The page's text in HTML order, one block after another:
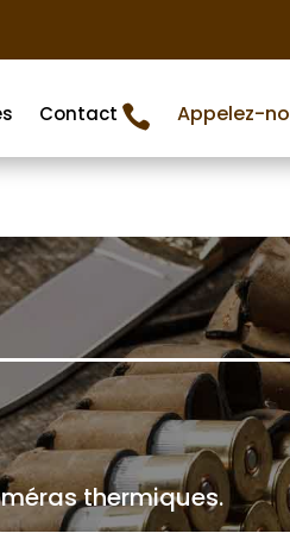
Contact  Appelez-
thermiques.